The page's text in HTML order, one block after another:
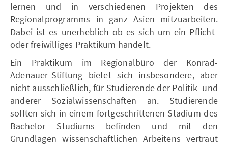
lernen und in verschiedenen Projekten des
Regionalprogramms in ganz Asien mitzuarbeiten.
Dabei ist es unerheblich ob es sich um ein Pflicht-
oder freiwilliges Praktikum handelt.
Ein Praktikum im Regionalbüro der Konrad-
Adenauer-Stiftung bietet sich insbesondere, aber
nicht ausschließlich, für Studierende der Politik- und
anderer Sozialwissenschaften an. Studierende
sollten sich in einem fortgeschrittenen Stadium des
Bachelor Studiums befinden und mit den
Grundlagen wissenschaftlichen Arbeitens vertraut